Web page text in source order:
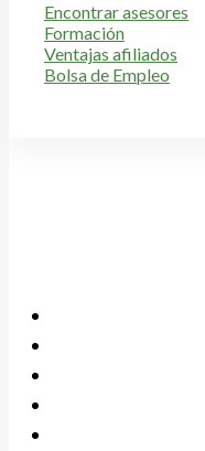
Encontrar asesores
Formación
Ventajas afiliados
Bolsa de Empleo